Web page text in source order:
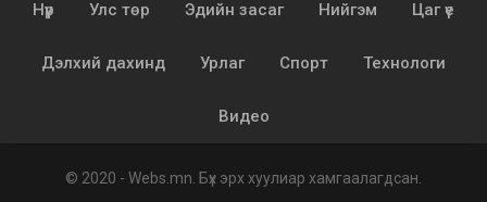
Энэ сарын 15-наас 10 аймагт загас агнах
“Сэлбэ 20 минутын хот” төслийн бүтээн
байгуулалт үргэлжилж байна
Нүүр Улс төр Эдийн засаг Нийгэм Цаг үе
Дэлхий дахинд Урлаг Спорт Технологи
Видео
© 2020 - Webs.mn . Бүх эрх хуулиар хамгаалагдсан.